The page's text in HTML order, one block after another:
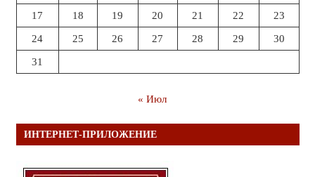
17 18 19 20 21 22 23
24 25 26 27 28 29 30
31
« Июл
ИНТЕРНЕТ-ПРИЛОЖЕНИЕ